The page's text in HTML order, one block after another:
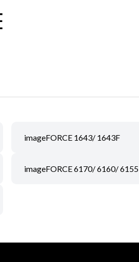
imageFORCE 1643/ 1643F
imageFORCE 6170/ 6160/ 6155